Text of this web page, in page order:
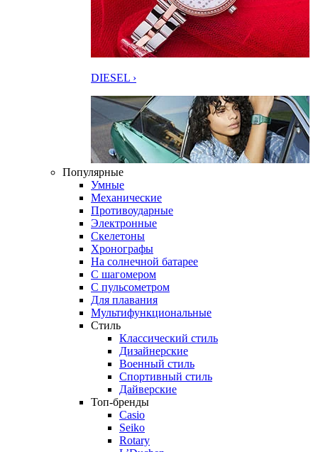
DIESEL ›
Популярные
Умные
Механические
Противоударные
Электронные
Скелетоны
Хронографы
На солнечной батарее
С шагомером
С пульсометром
Для плавания
Мультифункциональные
Стиль
Классический стиль
Дизайнерские
Военный стиль
Спортивный стиль
Дайверские
Топ-бренды
Casio
Seiko
Rotary